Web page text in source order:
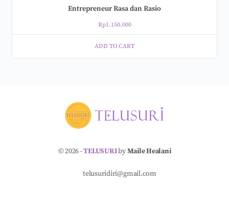
Entrepreneur Rasa dan Rasio
Rp1.150.000
ADD TO CART
© 2026 -TELUSURIbyMaile Healani
telusuridiri@gmail.com